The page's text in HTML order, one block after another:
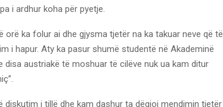
i ardhur koha për pyetje.
orë ka folur ai dhe gjysma tjetër na ka takuar neve që të
i hapur. Aty ka pasur shumë studentë në Akademinë
disa austriakë të moshuar të cilëve nuk ua kam ditur
diskutim i tillë dhe kam dashur ta dëgjoj mendimin tjetër